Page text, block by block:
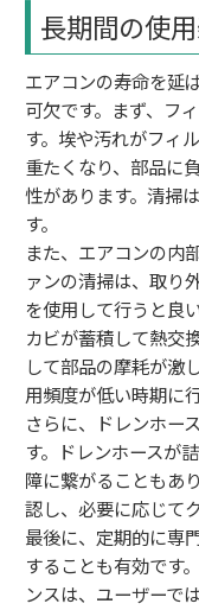
長期間の使
エアコンの寿命を延
可欠です。まず、フ
す。埃や汚れがフィ
重たくなり、部品に
性があります。清掃
す。
また、エアコンの内
ァンの清掃は、取り
を使用して行うと良
カビが蓄積して熱交
して部品の摩耗が激
用頻度が低い時期に
さらに、ドレンホー
す。ドレンホースが
障に繋がることもあ
認し、必要に応じて
最後に、定期的に専
することも有効です
ンスは、ユーザーで